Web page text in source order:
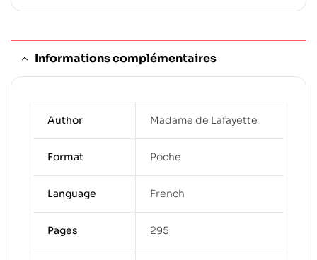
Informations complémentaires
Author Madame de Lafayette
Format Poche
Language French
Pages 295